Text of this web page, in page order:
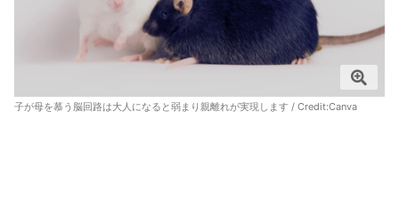
子が母を慕う脳回路は大人になると弱まり親離れが実現します / Credit:Canva